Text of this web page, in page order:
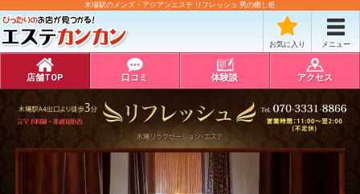
木場駅のメンズ・アジアンエステ リフレッシュ 男の癒し処
お気に入り メニュー
店舗TOP 口コミ 体験談 アクセス